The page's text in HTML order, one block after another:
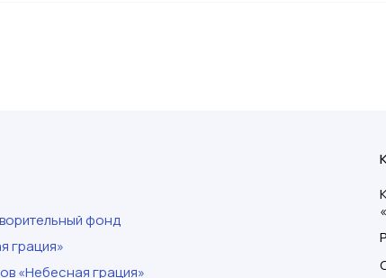
фонд
грация»
«Небесная грация»